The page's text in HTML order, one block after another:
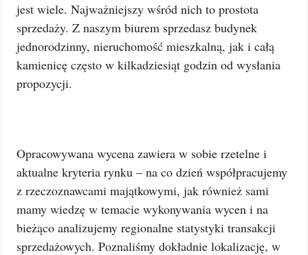
jest wiele. Najważniejszy wśród nich to prostota
sprzedaży. Z naszym biurem sprzedasz budynek
jednorodzinny, nieruchomość mieszkalną, jak i całą
kamienicę często w kilkadziesiąt godzin od wysłania
propozycji.
Opracowywana wycena zawiera w sobie rzetelne i
aktualne kryteria rynku – na co dzień współpracujemy
z rzeczoznawcami majątkowymi, jak również sami
mamy wiedzę w temacie wykonywania wycen i na
bieżąco analizujemy regionalne statystyki transakcji
sprzedażowych. Poznaliśmy dokładnie lokalizację, w